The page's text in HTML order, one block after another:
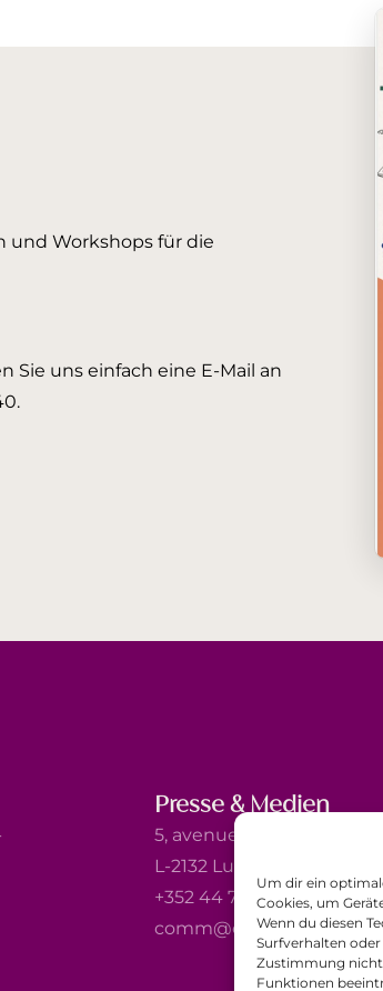
Um dir ein
Cookies, um
Wenn du diesen
Surfverhalten
Zustimmung
Funktionen
und Workshops für die
Sie uns einfach eine E-Mail an
Presse & Medien
5, avenue Marie-Thérèse
L-2132 Luxembourg
+352 44 743 340
comm@ewb.lu